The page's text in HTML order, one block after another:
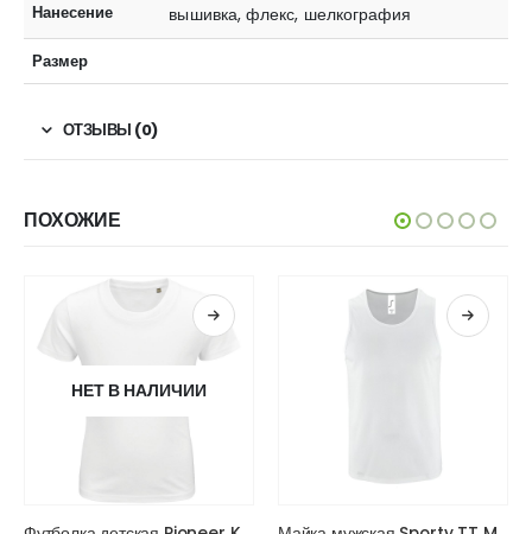
Нанесение
вышивка, флекс, шелкография
Размер
ОТЗЫВЫ (0)
ПОХОЖИЕ
Этот товар имеет несколько вариаций. Опции можно выбрать на странице товара.